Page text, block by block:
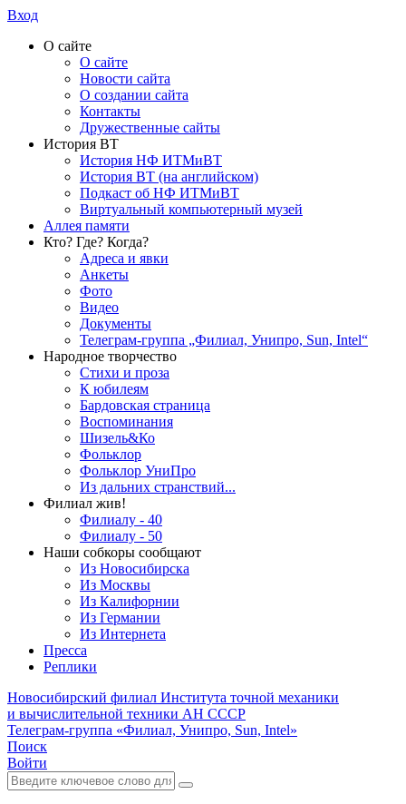
Вход
О сайте
О сайте
Новости сайта
О создании сайта
Контакты
Дружественные сайты
История ВТ
История НФ ИТМиВТ
История ВТ (на английском)
Подкаст об НФ ИТМиВТ
Виртуальный компьютерный музей
Аллея памяти
Кто? Где? Когда?
Адреса и явки
Анкеты
Фото
Видео
Документы
Телеграм-группа „Филиал, Унипро, Sun, Intel“
Народное творчество
Стихи и проза
К юбилеям
Бардовская страница
Воспоминания
Шизель&Ко
Фольклор
Фольклор УниПро
Из дальних странствий...
Филиал жив!
Филиалу - 40
Филиалу - 50
Наши собкоры сообщают
Из Новосибирска
Из Москвы
Из Калифорнии
Из Германии
Из Интернета
Пресса
Реплики
Новосибирский филиал Института точной механики
и вычислительной техники АН СССР
Телеграм-группа «Филиал, Унипро, Sun, Intel»
Поиск
Войти